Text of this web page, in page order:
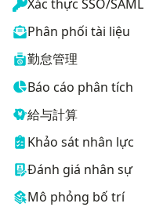
Xác thực SSO/SAML
Phân phối tài liệu
勤怠管理
Báo cáo phân tích
給与計算
Khảo sát nhân lực
Đánh giá nhân sự
Mô phỏng bố trí